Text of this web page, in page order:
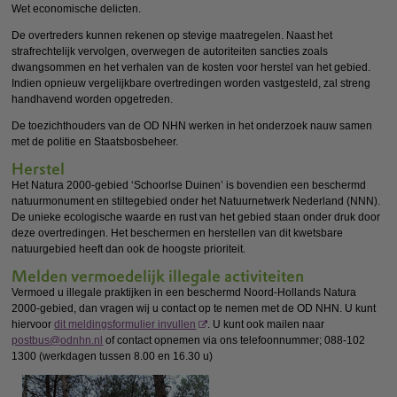
Wet economische delicten.
De overtreders kunnen rekenen op stevige maatregelen. Naast het
strafrechtelijk vervolgen, overwegen de autoriteiten sancties zoals
dwangsommen en het verhalen van de kosten voor herstel van het gebied.
Indien opnieuw vergelijkbare overtredingen worden vastgesteld, zal streng
handhavend worden opgetreden.
De toezichthouders van de OD NHN werken in het onderzoek nauw samen
met de politie en Staatsbosbeheer.
Herstel
Het Natura 2000-gebied ‘Schoorlse Duinen’ is bovendien een beschermd
natuurmonument en stiltegebied onder het Natuurnetwerk Nederland (NNN).
De unieke ecologische waarde en rust van het gebied staan onder druk door
deze overtredingen. Het beschermen en herstellen van dit kwetsbare
natuurgebied heeft dan ook de hoogste prioriteit.
Melden vermoedelijk illegale activiteiten
Vermoed u illegale praktijken in een beschermd Noord-Hollands Natura
2000-gebied, dan vragen wij u contact op te nemen met de OD NHN. U kunt
hiervoordit meldingsformulier invullen
. U kunt ook mailen naar
postbus@odnhn.nl of contact opnemen via ons telefoonnummer; 088-102
1300 (werkdagen tussen 8.00 en 16.30 u)